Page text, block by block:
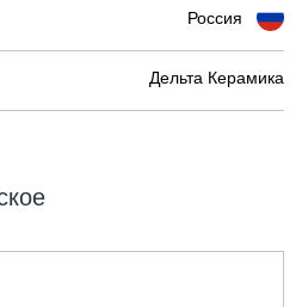
Россия
Дельта Керамика